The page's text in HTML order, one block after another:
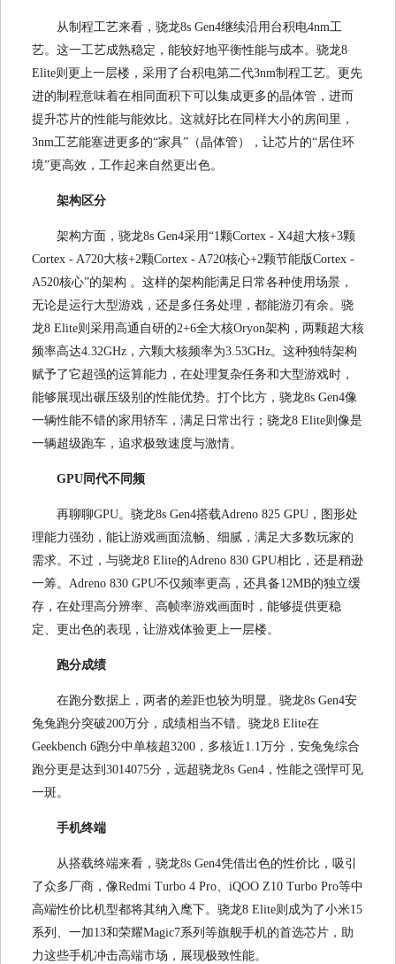
从制程工艺来看，骁龙8s Gen4继续沿用台积电4nm工
艺。这一工艺成熟稳定，能较好地平衡性能与成本。骁龙8
Elite则更上一层楼，采用了台积电第二代3nm制程工艺。更先
进的制程意味着在相同面积下可以集成更多的晶体管，进而
提升芯片的性能与能效比。这就好比在同样大小的房间里，
3nm工艺能塞进更多的“家具”（晶体管），让芯片的“居住环
境”更高效，工作起来自然更出色。
架构区分
架构方面，骁龙8s Gen4采用“1颗Cortex - X4超大核+3颗
Cortex - A720大核+2颗Cortex - A720核心+2颗节能版Cortex -
A520核心”的架构 。这样的架构能满足日常各种使用场景，
无论是运行大型游戏，还是多任务处理，都能游刃有余。骁
龙8 Elite则采用高通自研的2+6全大核Oryon架构，两颗超大核
频率高达4.32GHz，六颗大核频率为3.53GHz。这种独特架构
赋予了它超强的运算能力，在处理复杂任务和大型游戏时，
能够展现出碾压级别的性能优势。打个比方，骁龙8s Gen4像
一辆性能不错的家用轿车，满足日常出行；骁龙8 Elite则像是
一辆超级跑车，追求极致速度与激情。
GPU同代不同频
再聊聊GPU。骁龙8s Gen4搭载Adreno 825 GPU，图形处
理能力强劲，能让游戏画面流畅、细腻，满足大多数玩家的
需求。不过，与骁龙8 Elite的Adreno 830 GPU相比，还是稍逊
一筹。Adreno 830 GPU不仅频率更高，还具备12MB的独立缓
存，在处理高分辨率、高帧率游戏画面时，能够提供更稳
定、更出色的表现，让游戏体验更上一层楼。
跑分成绩
在跑分数据上，两者的差距也较为明显。骁龙8s Gen4安
兔兔跑分突破200万分，成绩相当不错。骁龙8 Elite在
Geekbench 6跑分中单核超3200，多核近1.1万分，安兔兔综合
跑分更是达到3014075分，远超骁龙8s Gen4，性能之强悍可见
一斑。
手机终端
从搭载终端来看，骁龙8s Gen4凭借出色的性价比，吸引
了众多厂商，像Redmi Turbo 4 Pro、iQOO Z10 Turbo Pro等中
高端性价比机型都将其纳入麾下。骁龙8 Elite则成为了小米15
系列、一加13和荣耀Magic7系列等旗舰手机的首选芯片，助
力这些手机冲击高端市场，展现极致性能。